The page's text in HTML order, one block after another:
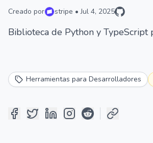
Creado por stripe • Jul 4, 2025
Biblioteca de Python y
Herramientas para Desarrolladores